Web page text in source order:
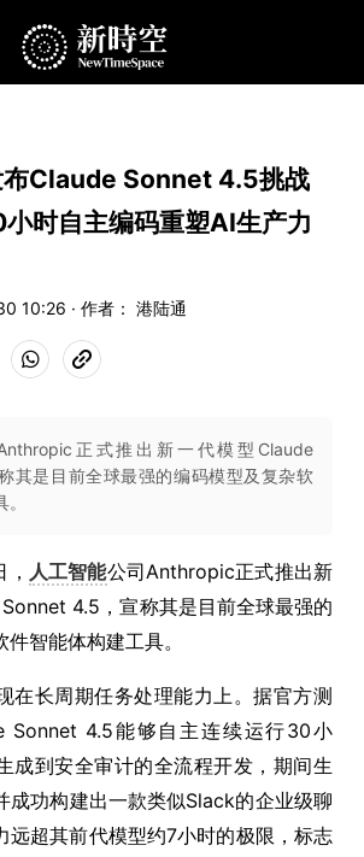
Claude Sonnet 4.5挑战
时自主编码重塑AI生产力
10:26 · 作者： 港陆通
正式推出新一代模型Claude
其是目前全球最强的编码模型及复杂软
人工智能公司Anthropic正式推出新
4.5，宣称其是目前全球最强的
智能体构建工具。
在长周期任务处理能力上。据官方测
Sonnet 4.5能够自主连续运行30小
成到安全审计的全流程开发，期间生
成功构建出一款类似Slack的企业级聊
远超其前代模型约7小时的极限，标志